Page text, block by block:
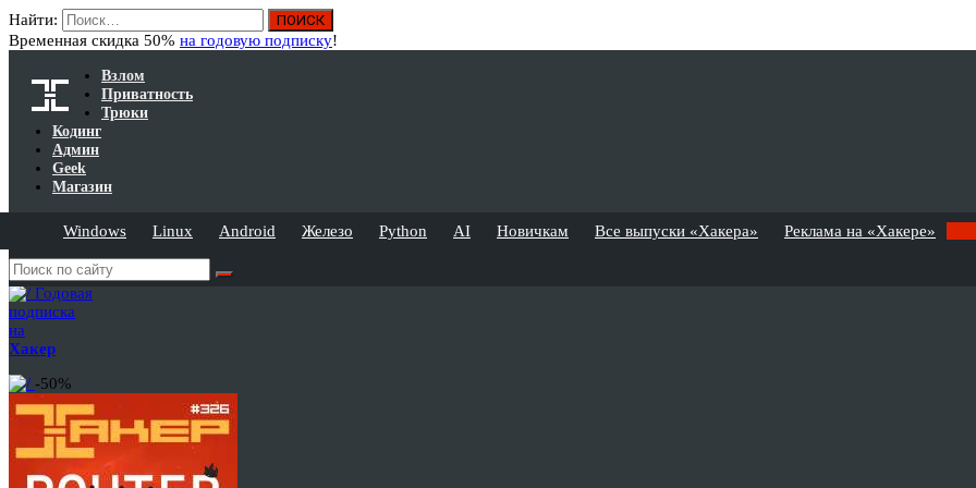
Найти:
Временная скидка 50% на годовую подписку!
Взлом
Приватность
Трюки
Кодинг
Админ
Geek
Магазин
Windows Linux Android Железо Python AI Новичкам Все выпуски «Хакера» Реклама на «Хакере»
Годовая
подписка
на
Хакер
-50%